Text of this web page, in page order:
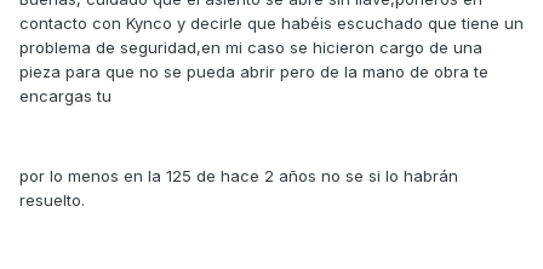
contacto con Kynco y decirle que habéis escuchado que tiene un
problema de seguridad,en mi caso se hicieron cargo de una
pieza para que no se pueda abrir pero de la mano de obra te
encargas tu
por lo menos en la 125 de hace 2 años no se si lo habrán
resuelto.